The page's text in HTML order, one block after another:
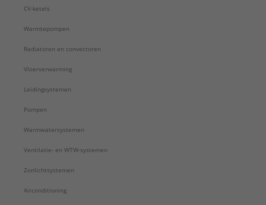
CV-ketels
Warmtepompen
Radiatoren en convectoren
Vloerverwarming
Leidingsystemen
Pompen
Warmwatersystemen
Ventilatie- en WTW-systemen
Zonlichtsystemen
Airconditioning